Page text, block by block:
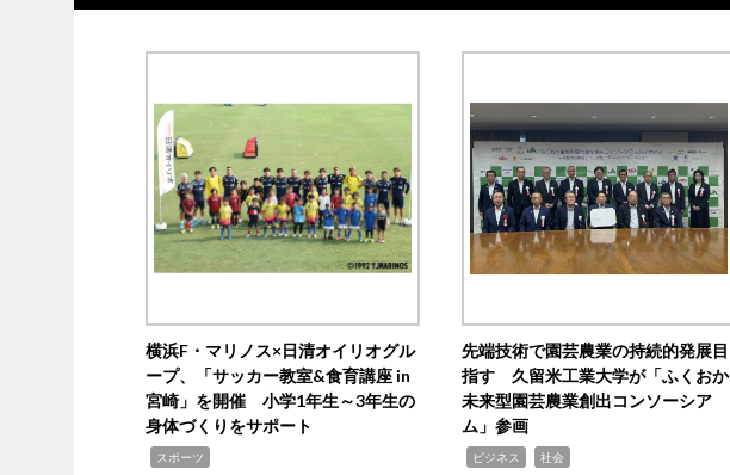
横浜F・マリノス×日清オイリオグル
ープ、「サッカー教室&食育講座 in
宮崎」を開催 小学1年生～3年生の
身体づくりをサポート
スポーツ
先端技術で園芸農業の持続的発展目
指す 久留米工業大学が「ふくおか
未来型園芸農業創出コンソーシア
ム」参画
ビジネス 社会